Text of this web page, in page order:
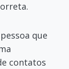
que
contatos